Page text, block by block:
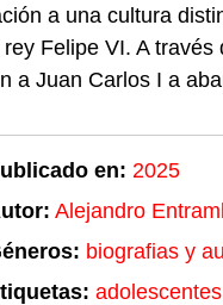
a una cultura
rey Felipe VI. A
a Juan Carlos I a
en: 2025
Alejandro
biografias y
adolescentes